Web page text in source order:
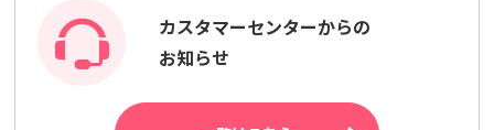
カスタマーセンターからの
お知らせ